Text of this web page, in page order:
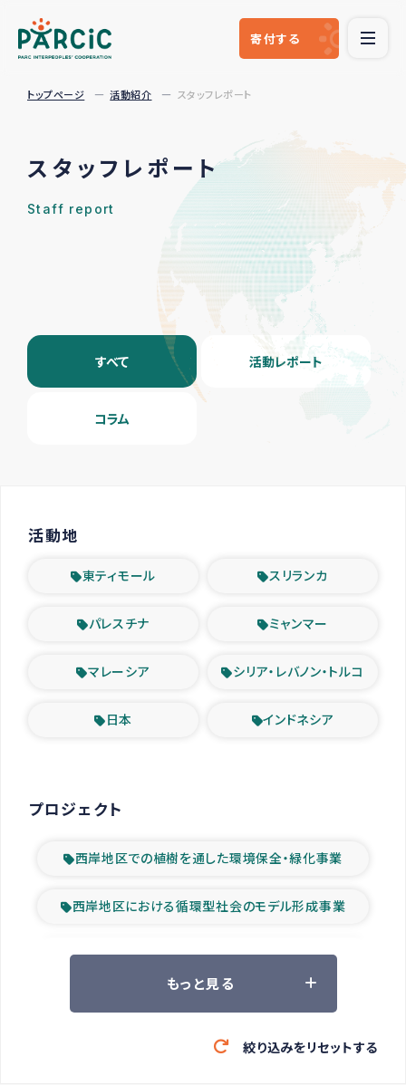
寄付する
トップページ 活動紹介 スタッフレポート
スタッフレポート
Staff report
すべて 活動レポート
コラム
活動地
東ティモール スリランカ
パレスチナ ミャンマー
マレーシア シリア・レバノン・トルコ
日本 インドネシア
プロジェクト
西岸地区での植樹を通した環境保全・緑化事業
西岸地区における循環型社会のモデル形成事業
ツアー参加者の声
緊急救援の時代
もっと見る
絞り込みをリセットする